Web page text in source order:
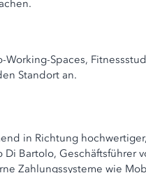
Spaces,
Standort an.
in Richtung
Bartolo, Geschäftsführer
Zahlungssysteme wie